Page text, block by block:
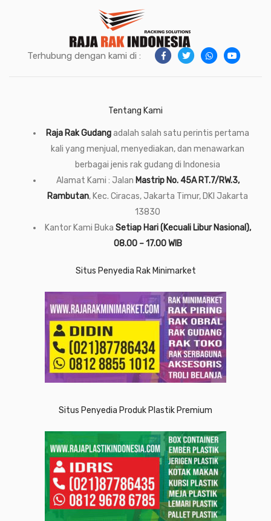
Terhubung dengan kami di :
Tentang Kami
Raja Rak Gudangadalah salah satu perintis pertama
kali yang menjual, menyediakan, dan menawarkan
berbagai jenis rak gudang di Indonesia
Alamat Kami : Jalan Mastrip No. 45A RT.7/RW.3,
Rambutan, Kec. Ciracas, Jakarta Timur, DKI Jakarta
13830
Kantor Kami Buka Setiap Hari (Kecuali Libur Nasional),
08.00 – 17.00 WIB
Situs Penyedia Rak Minimarket
Situs Penyedia Produk Plastik Premium